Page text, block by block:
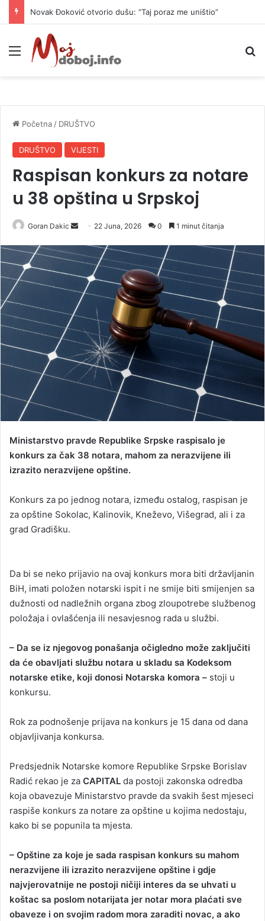
Novak Đoković otvorio dušu: “Taj poraz me uništio”
Meni
Početna / DRUŠTVO
DRUŠTVO VIJESTI
Raspisan konkurs za notare
u 38 opština u Srpskoj
Goran Dakic
n
n
m
i
l
22 Juna, 2026 0 1 minut čitanja
Ministarstvo pravde Republike Srpske raspisalo je
konkurs za čak 38 notara, mahom za nerazvijene ili
izrazito nerazvijene opštine.
Konkurs za po jednog notara, između ostalog, raspisan je
za opštine Sokolac, Kalinovik, Kneževo, Višegrad, ali i za
grad Gradišku.
Da bi se neko prijavio na ovaj konkurs mora biti državljanin
BiH, imati položen notarski ispit i ne smije biti smijenjen sa
dužnosti od nadležnih organa zbog zloupotrebe službenog
položaja i ovlašćenja ili nesavjesnog rada u službi.
– Da se iz njegovog ponašanja očigledno može zaključiti
da će obavljati službu notara u skladu sa Kodeksom
notarske etike, koji donosi Notarska komora – stoji u
konkursu.
Rok za podnošenje prijava na konkurs je 15 dana od dana
objavljivanja konkursa.
Predsjednik Notarske komore Republike Srpske Borislav
Radić rekao je za CAPITAL da postoji zakonska odredba
koja obavezuje Ministarstvo pravde da svakih šest mjeseci
raspiše konkurs za notare za opštine u kojima nedostaju,
kako bi se popunila ta mjesta.
– Opštine za koje je sada raspisan konkurs su mahom
nerazvijene ili izrazito nerazvijene opštine i gdje
najvjerovatnije ne postoji ničiji interes da se uhvati u
koštac sa poslom notarijata jer notar mora plaćati sve
obaveze i on svojim radom mora zaraditi novac, a ako